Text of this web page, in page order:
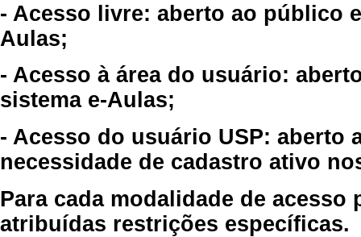
- Acesso livre: aberto ao público
Aulas;
- Acesso à área do usuário:
sistema e-Aulas;
- Acesso do usuário USP: aberto
necessidade de cadastro ativo
Para cada modalidade de
atribuídas restrições específicas.